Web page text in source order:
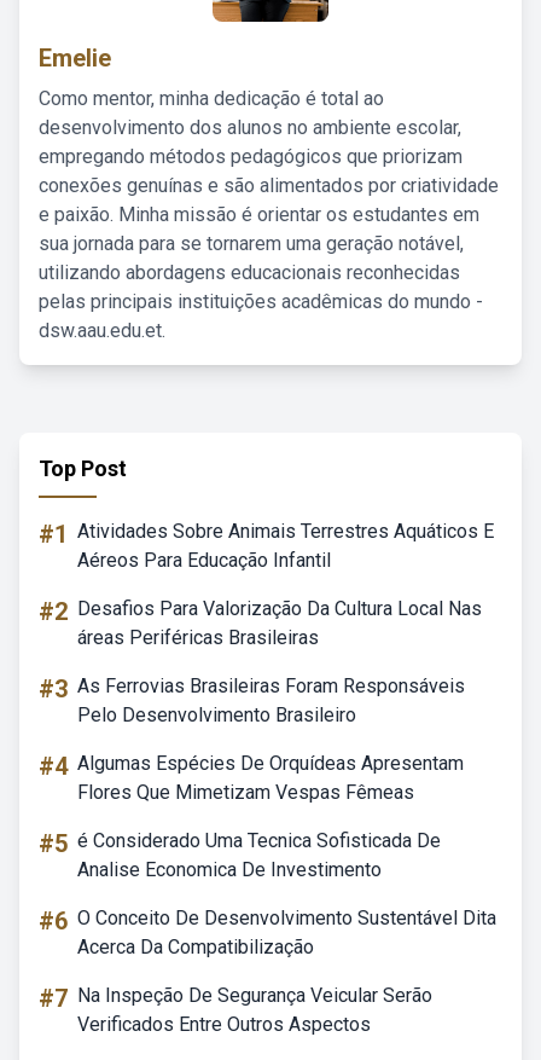
Emelie
Como mentor, minha dedicação é total ao
desenvolvimento dos alunos no ambiente escolar,
empregando métodos pedagógicos que priorizam
conexões genuínas e são alimentados por criatividade
e paixão. Minha missão é orientar os estudantes em
sua jornada para se tornarem uma geração notável,
utilizando abordagens educacionais reconhecidas
pelas principais instituições acadêmicas do mundo -
dsw.aau.edu.et.
Top Post
#1 Atividades Sobre Animais Terrestres Aquáticos E
Aéreos Para Educação Infantil
#2 Desafios Para Valorização Da Cultura Local Nas
áreas Periféricas Brasileiras
#3 As Ferrovias Brasileiras Foram Responsáveis
Pelo Desenvolvimento Brasileiro
#4 Algumas Espécies De Orquídeas Apresentam
Flores Que Mimetizam Vespas Fêmeas
#5 é Considerado Uma Tecnica Sofisticada De
Analise Economica De Investimento
#6 O Conceito De Desenvolvimento Sustentável Dita
Acerca Da Compatibilização
#7 Na Inspeção De Segurança Veicular Serão
Verificados Entre Outros Aspectos